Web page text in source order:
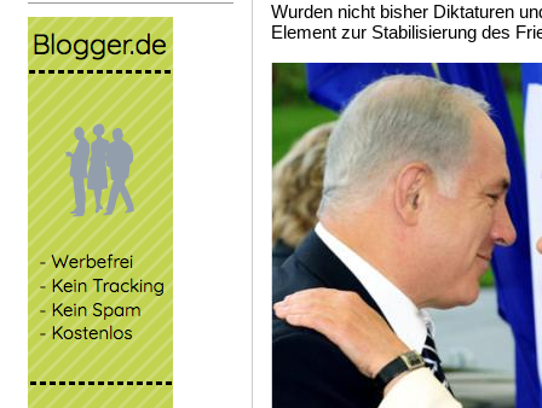
Wurden nicht bisher Diktaturen
Element zur Stabilisierung des